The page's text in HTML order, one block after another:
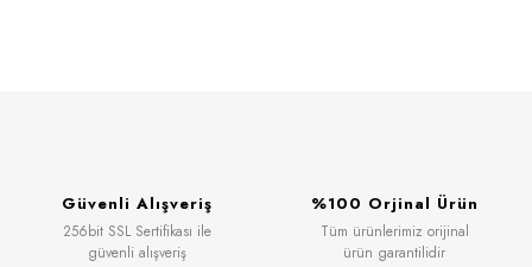
Güvenli Alışveriş
256bit SSL Sertifikası ile
güvenli alışveriş
%100 Orjinal Ürün
Tüm ürünlerimiz orijinal
ürün garantilidir